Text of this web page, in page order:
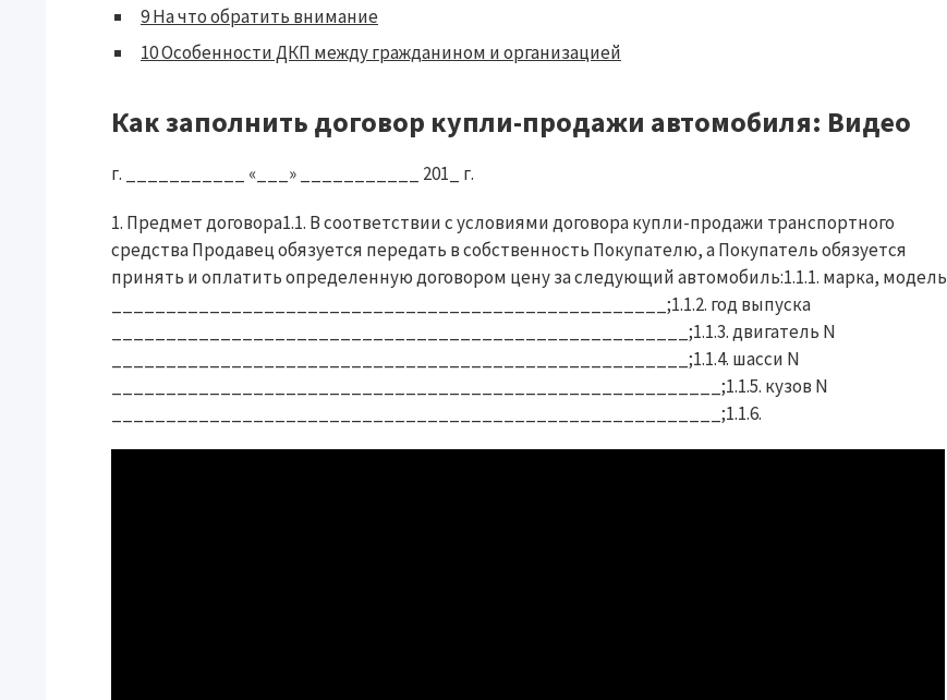
9На что обратить внимание
10Особенности ДКП между гражданином и организацией
Как заполнить договор купли-продажи автомобиля: Видео
г. ___________ «___» ___________ 201_ г.
1. Предмет договора1.1. В соответствии с условиями договора купли-продажи транспортного
средства Продавец обязуется передать в собственность Покупателю, а Покупатель обязуется
принять и оплатить определенную договором цену за следующий автомобиль:1.1.1. марка, модель
___________________________________________________;1.1.2. год выпуска
_____________________________________________________;1.1.3. двигатель N
_____________________________________________________;1.1.4. шасси N
________________________________________________________;1.1.5. кузов N
________________________________________________________;1.1.6.